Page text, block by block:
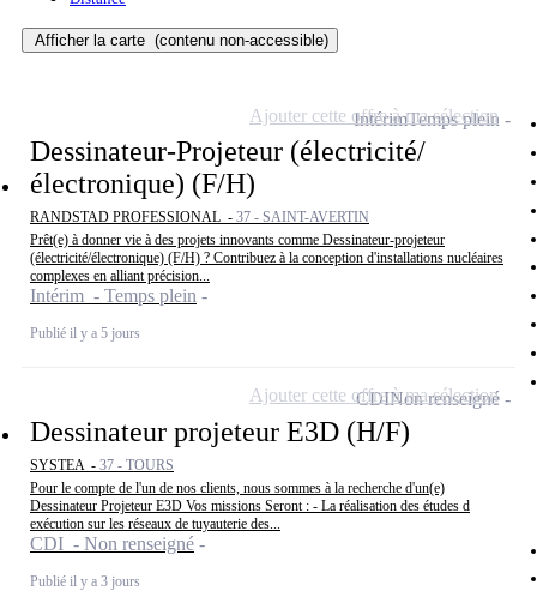
Afficher la carte (contenu non-accessible)
Dessinateur-Projeteur (électricité/
électronique) (F/H)
RANDSTAD PROFESSIONAL - 37 - SAINT-AVERTIN
Prêt(e) à donner vie à des projets innovants comme Dessinateur-projeteur
(électricité/électronique) (F/H) ? Contribuez à la conception d'installations nucléaires
complexes en alliant précision...
Intérim - Temps plein
Publié il y a 5 jours
IntérimTemps plein
Ajouter cette offre à ma sélection
Dessinateur projeteur E3D (H/F)
SYSTEA - 37 - TOURS
Pour le compte de l'un de nos clients, nous sommes à la recherche d'un(e)
Dessinateur Projeteur E3D Vos missions Seront : - La réalisation des études d
exécution sur les réseaux de tuyauterie des...
CDI - Non renseigné
Publié il y a 3 jours
CDINon renseigné
Ajouter cette offre à ma sélection